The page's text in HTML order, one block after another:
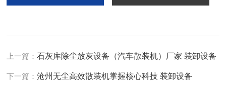
上一篇：石灰库除尘放灰设备（汽车散装机）厂家 装卸设备
下一篇：沧州无尘高效散装机掌握核心科技 装卸设备